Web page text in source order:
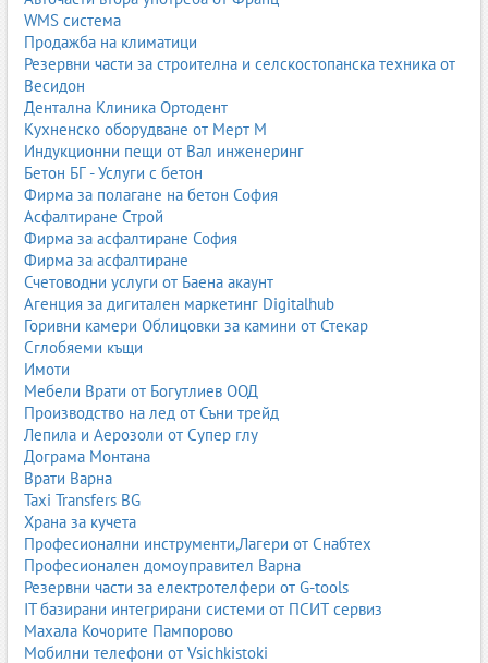
Основни критерии:
тип повърхност (дърво, камък, метал, стъкло, текстил)
наличие на варовик, мазнини или органични
замърсявания
нужда от дезинфекция
аромат и алергени
екологични формули
Професионални съвети за безопасна употреба
винаги четете етикета и инструкциите
не смесвайте препарати (особено хлор и киселини)
използвайте ръкавици при силни формули
проветрявайте помещенията
съхранявайте далеч от деца
Чести грешки при употреба на почистващи препарати
Използване на грешен препарат за повърхността
да причини повреди.
Прекомерно количество – не увеличава ефективността,
а оставя следи.
Смесване на различни химикали
Липса на изплакване
Почистващи препарати по градове
Почистващи препарати София
Почистващи препарати Пловдив
Почистващи препарати Варна
Почистващи препарати Бургас
Почистващи препарати Стара Загора
Почистващи препарати Плевен
WMS система
Продажба на климатици
Резервни части за строителна и селскостопанска техника от
Весидон
Дентална Клиника Ортодент
Кухненско оборудване от Мерт М
Индукционни пещи от Вал инженеринг
Бетон БГ - Услуги с бетон
Фирма за полагане на бетон София
Асфалтиране Строй
Фирма за асфалтиране София
Фирма за асфалтиране
Счетоводни услуги от Баена акаунт
Агенция за дигитален маркетинг Digitalhub
Горивни камери Облицовки за камини от Стекар
Сглобяеми къщи
Имоти
Мебели Врати от Богутлиев ООД
Производство на лед от Съни трейд
Лепила и Аерозоли от Супер глу
Дограма Монтана
Врати Варна
Taxi Transfers BG
Храна за кучета
Професионални инструменти,Лагери от Снабтех
Професионален домоуправител Варна
Резервни части за електротелфери от G-tools
IT базирани интегрирани системи от ПСИТ сервиз
Махала Кочорите Пампорово
Мобилни телефони от Vsichkistoki